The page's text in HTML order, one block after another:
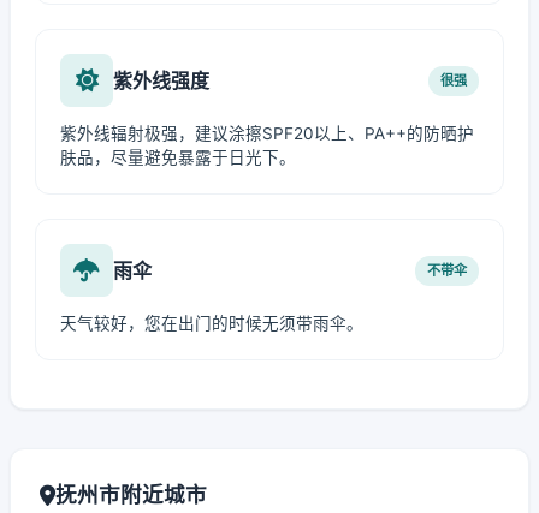
紫外线强度 很强
紫外线辐射极强，建议涂擦SPF20以上、PA++的防晒护
肤品，尽量避免暴露于日光下。
雨伞 不带伞
天气较好，您在出门的时候无须带雨伞。
抚州市附近城市